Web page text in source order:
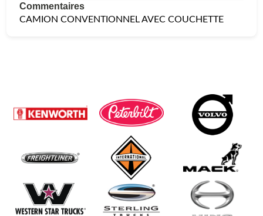
Commentaires
CAMION CONVENTIONNEL AVEC COUCHETTE